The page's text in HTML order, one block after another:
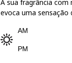
A sua fragrância
evoca uma sensação
AM
PM